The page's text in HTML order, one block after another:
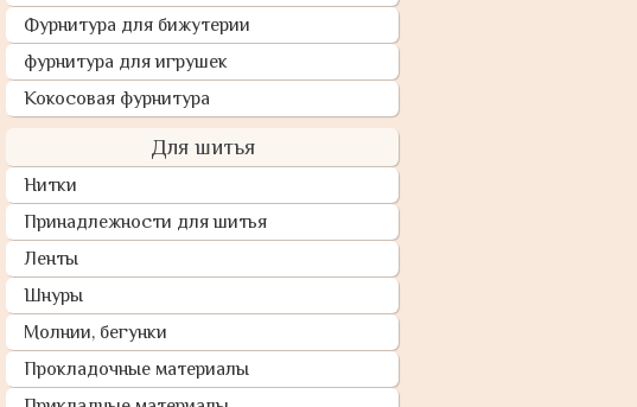
Фурнитура для бижутерии
фурнитура для игрушек
Кокосовая фурнитура
Для шитья
Нитки
Принадлежности для шитья
Ленты
Шнуры
Молнии, бегунки
Прокладочные материалы